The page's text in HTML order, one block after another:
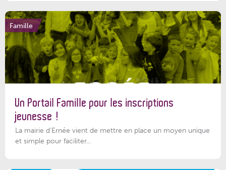
Famille
Un Portail Famille pour les inscriptions
jeunesse !
La mairie d’Ernée vient de mettre en place un moyen unique
et simple pour faciliter...